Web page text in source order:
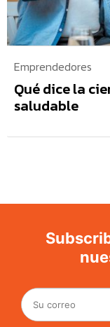
Emprendedores
Qué dice la
saludable